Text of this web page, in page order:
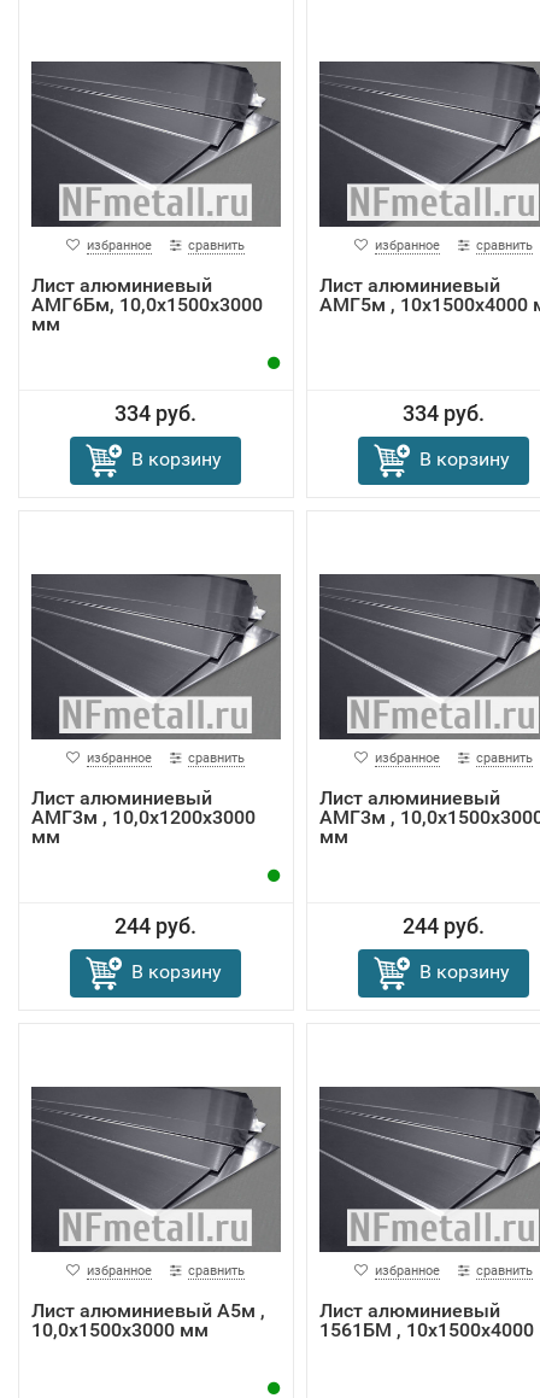
избранное сравнить
Лист алюминиевый
АМГ6Бм, 10,0х1500х3000
мм
334 руб.
В корзину
избранное сравнить
Лист алюминиевый
АМГ5м , 10х1500х4000
334 руб.
В корзину
избранное сравнить
Лист алюминиевый
АМГ3м , 10,0х1200х3000
мм
244 руб.
В корзину
избранное сравнить
Лист алюминиевый
АМГ3м ,
мм
244 руб.
В корзину
избранное сравнить
Лист алюминиевый А5м ,
10,0х1500х3000 мм
избранное сравнить
Лист алюминиевый
1561БМ ,